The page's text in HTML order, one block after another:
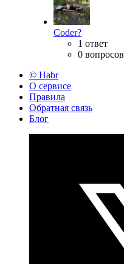
Coder?
1 ответ
0 вопросов
© Habr
О сервисе
Правила
Обратная связь
Блог